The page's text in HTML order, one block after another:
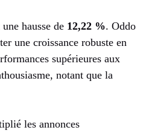
hausse de 12,22 %. Oddo
une croissance robuste en
supérieures aux
notant que la
les annonces